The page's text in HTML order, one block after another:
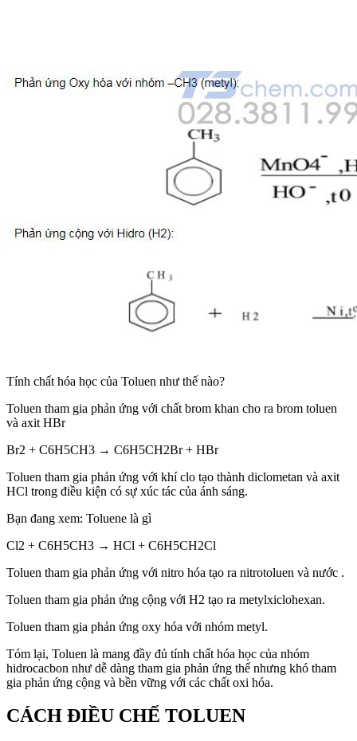
Tính chất hóa học của Toluen như thế nào?
Toluen tham gia phản ứng với chất brom khan cho ra brom toluen
và axit HBr
Br2 + C6H5CH3 → C6H5CH2Br + HBr
Toluen tham gia phản ứng với khí clo tạo thành diclometan và axit
HCl trong điều kiện có sự xúc tác của ánh sáng.
Bạn đang xem: Toluene là gì
Cl2 + C6H5CH3 → HCl + C6H5CH2Cl
Toluen tham gia phản ứng với nitro hóa tạo ra nitrotoluen và nước .
Toluen tham gia phản ứng cộng với H2 tạo ra metylxiclohexan.
Toluen tham gia phản ứng oxy hóa với nhóm metyl.
Tóm lại, Toluen là mang đầy đủ tính chất hóa học của nhóm
hidrocacbon như dễ dàng tham gia phản ứng thế nhưng khó tham
gia phản ứng cộng và bền vững với các chất oxi hóa.
CÁCH ĐIỀU CHẾ TOLUEN